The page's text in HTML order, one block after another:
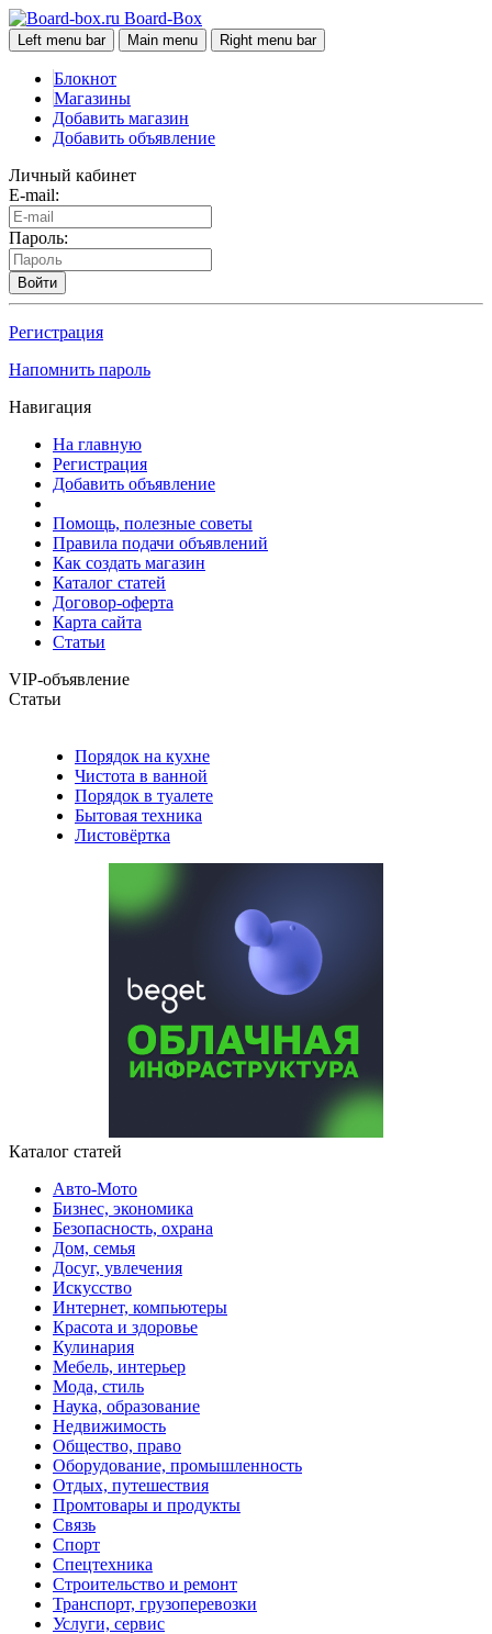
Board-Box
Left menu bar Main menu Right menu bar
Блокнот
Магазины
Добавить магазин
Добавить объявление
Личный кабинет
E-mail:
Пароль:
Войти
Регистрация
Напомнить пароль
Навигация
На главную
Регистрация
Добавить объявление
Помощь, полезные советы
Правила подачи объявлений
Как создать магазин
Каталог статей
Договор-оферта
Карта сайта
Статьи
VIP-объявление
Статьи
Порядок на кухне
Чистота в ванной
Порядок в туалете
Бытовая техника
Листовёртка
Каталог статей
Авто-Мото
Бизнес, экономика
Безопасность, охрана
Дом, семья
Досуг, увлечения
Искусство
Интернет, компьютеры
Красота и здоровье
Кулинария
Мебель, интерьер
Мода, стиль
Наука, образование
Недвижимость
Общество, право
Оборудование, промышленность
Отдых, путешествия
Промтовары и продукты
Связь
Спорт
Спецтехника
Строительство и ремонт
Транспорт, грузоперевозки
Услуги, сервис